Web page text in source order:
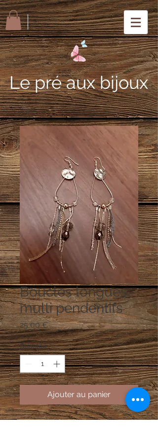
Le pré aux bijoux
Boucles longues
multi pendentifs
25,00 €Prix
Quantité *
Ajouter au panier
Ovales en métal doré, pastilles